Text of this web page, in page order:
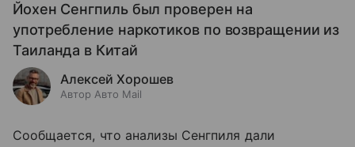
Йохен Сенгпиль был проверен на
употребление наркотиков по возвращении из
Таиланда в Китай
Алексей Хорошев
Автор Авто Mail
Сообщается, что анализы Сенгпиля дали